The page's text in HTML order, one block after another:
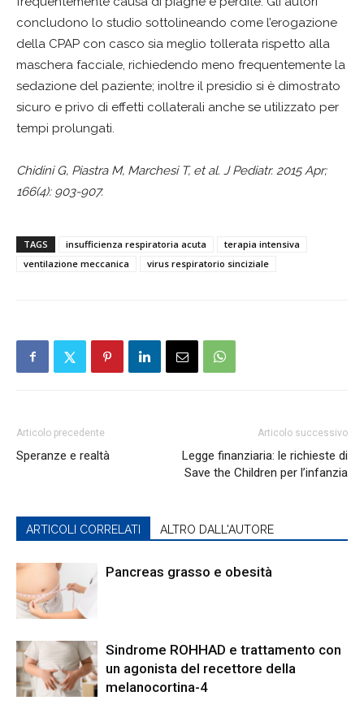
concludono lo studio sottolineando come l’erogazione
della CPAP con casco sia meglio tollerata rispetto alla
maschera facciale, richiedendo meno frequentemente la
sedazione del paziente; inoltre il presidio si è dimostrato
sicuro e privo di effetti collaterali anche se utilizzato per
tempi prolungati.
Chidini G, Piastra M, Marchesi T, et al. J Pediatr. 2015 Apr;
166(4): 903-907.
TAGS insufficienza respiratoria acuta
terapia intensiva
ventilazione meccanica
virus respiratorio sinciziale
Articolo precedente
Speranze e realtà
Articolo successivo
Legge finanziaria: le richieste di
Save the Children per l’infanzia
ARTICOLI CORRELATI ALTRO DALL'AUTORE
Pancreas grasso e obesità
Sindrome ROHHAD e trattamento con
un agonista del recettore della
melanocortina-4